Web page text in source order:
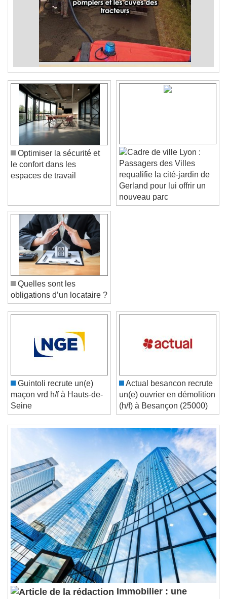
Video Player is loading.
Play
Skip Backward
Skip Forward
Unmute
Current Time0:00
Duration-:-
Loaded:0%
Stream Type
LIVE
Seek to live, currently behind liveLIVE
Remaining Time
0:00
1x
Playback Rate
Chapters
Chapters
Descriptions
descriptions off, selected
Subtitles
subtitles settings, opens subtitles
settings dialog
subtitles off, selected
Optimiser la sécurité et
le confort dans les
Lyon :
Passagers des Villes
requalifie la cité-jardin de
Gerland pour lui offrir un
nouveau parc
Quelles sont les
obligations d’un locataire ?
Guintoli recrute un(e)
maçon vrd h/f à Hauts-de-
Seine
Actual besancon recrute
un(e) ouvrier en démolition
(h/f) à Besançon (25000)